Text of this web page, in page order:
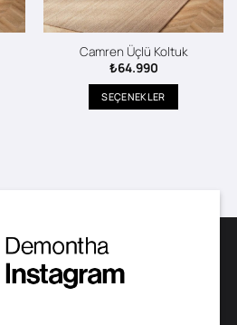
Camren Üçlü Koltuk
₺64.990
SEÇENEKLER